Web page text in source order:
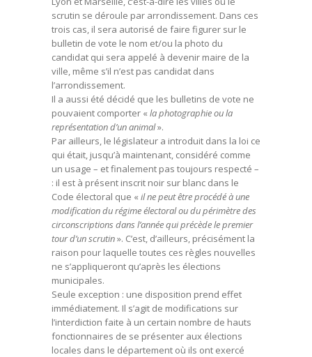
scrutin se déroule par arrondissement. Dans ces
trois cas, il sera autorisé de faire figurer sur le
bulletin de vote le nom et/ou la photo du
candidat qui sera appelé à devenir maire de la
ville, même s’il n’est pas candidat dans
l’arrondissement.
Il a aussi été décidé que les bulletins de vote ne
pouvaient comporter « la photographie ou la
représentation d’un animal».
Par ailleurs, le législateur a introduit dans la loi ce
qui était, jusqu’à maintenant, considéré comme
un usage – et finalement pas toujours respecté –
: il est à présent inscrit noir sur blanc dans le
Code électoral que « il ne peut être procédé à une
modification du régime électoral ou du périmètre des
circonscriptions dans l’année qui précède le premier
tour d’un scrutin». C’est, d’ailleurs, précisément la
raison pour laquelle toutes ces règles nouvelles
ne s’appliqueront qu’après les élections
municipales.
Seule exception : une disposition prend effet
immédiatement. Il s’agit de modifications sur
l’interdiction faite à un certain nombre de hauts
fonctionnaires de se présenter aux élections
locales dans le département où ils ont exercé